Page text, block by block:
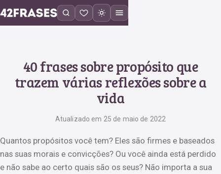
40 frases sobre propósito que
trazem várias reflexões sobre a
vida
Atualizado em 25 de maio de 2022
Quantos propósitos você tem? Eles são firmes e baseados
nas suas morais e convicções? Ou você ainda está perdido
e não sabe ao certo quais são os seus? Não importa a sua